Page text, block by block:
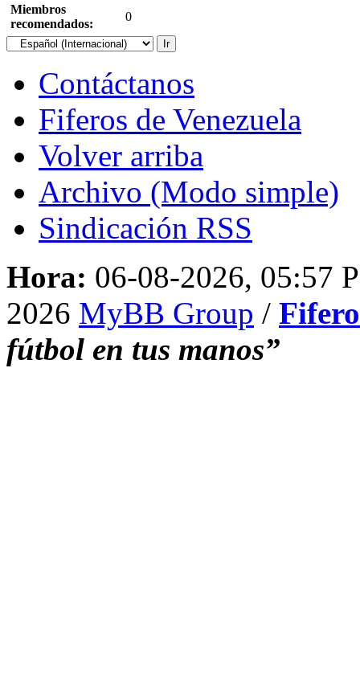
Miembros
recomendados:
0
Contáctanos
Fiferos de Venezuela
Volver arriba
Archivo (Modo simple)
Sindicación RSS
Hora: 06-08-2026, 05:57
2026 MyBB Group /
fútbol en tus manos”